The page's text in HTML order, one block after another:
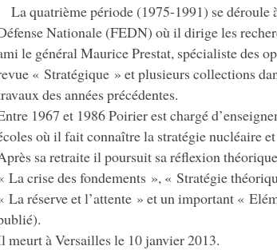
La quatrième période (1975-1991) se déroule
Nationale (FEDN) où il dirige les
le général Maurice Prestat, spécialiste des
« Stratégique » et plusieurs collections
des années précédentes.
1967 et 1986 Poirier est chargé
où il fait connaître la stratégie nucléaire
sa retraite il poursuit sa réflexion
La crise des fondements », « Stratégie
La réserve et l’attente » et un important «
meurt à Versailles le 10 janvier 2013.